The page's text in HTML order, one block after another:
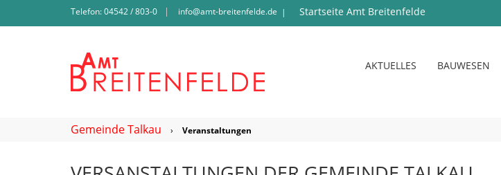
Telefon: 04542 / 803-0 info@amt-breitenfelde.de | Startseite Amt Breitenfelde
AKTUELLES BAUWESEN
Gemeinde Talkau › Veranstaltungen